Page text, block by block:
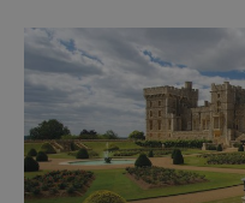
Oranžského
m² a skrývá se v
Původně se v živý